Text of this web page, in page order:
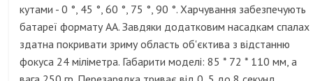
кутами - 0 °, 45 °, 60 °, 75 °, 90 °. Харчування забезпечують
батареї формату АА. Завдяки додатковим насадкам спалах
здатна покривати зриму область об'єктива з відстанню
фокуса 24 міліметра. Габарити моделі: 85 * 72 * 110 мм, а